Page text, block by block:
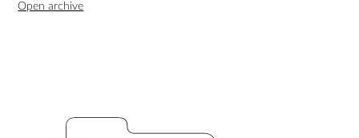
Program Director at LCC International University.
Open archive